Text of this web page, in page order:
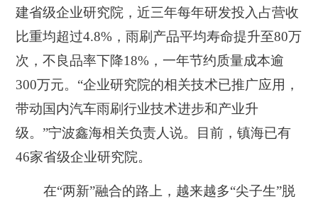
建省级企业研究院，近三年每年研发投入占营收
比重均超过4.8%，雨刷产品平均寿命提升至80万
次，不良品率下降18%，一年节约质量成本逾
300万元。“企业研究院的相关技术已推广应用，
带动国内汽车雨刷行业技术进步和产业升
级。”宁波鑫海相关负责人说。目前，镇海已有
46家省级企业研究院。
在“两新”融合的路上，越来越多“尖子生”脱